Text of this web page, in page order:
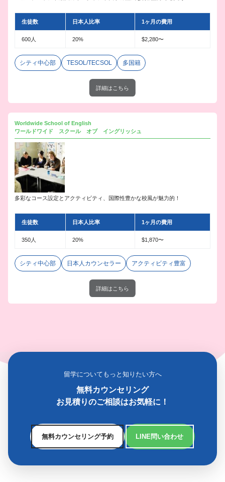
生徒数 日本人比率 1ヶ月の費用
600人 20% $2,280〜
シティ中心部 TESOL/TECSOL 多国籍
詳細はこちら
Worldwide School of English
ワールドワイド スクール オブ イングリッシュ
多彩なコース設定とアクティビティ、国際性豊かな校風が魅力的！
生徒数 日本人比率 1ヶ月の費用
350人 20% $1,870〜
シティ中心部 日本人カウンセラー アクティビティ豊富
詳細はこちら
留学についてもっと知りたい方へ
無料カウンセリング
お見積りのご相談はお気軽に！
無料カウンセリング予約 LINE問い合わせ